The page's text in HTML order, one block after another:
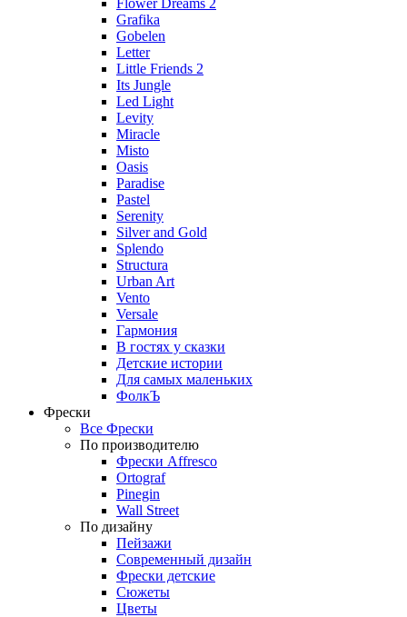
Flower Dreams 2
Grafika
Gobelen
Letter
Little Friends 2
Its Jungle
Led Light
Levity
Miracle
Misto
Oasis
Paradise
Pastel
Serenity
Silver and Gold
Splendo
Structura
Urban Art
Vento
Versale
Гармония
В гостях у сказки
Детские истории
Для самых маленьких
ФолкЪ
Фрески
Все Фрески
По производителю
Фрески Affresco
Ortograf
Pinegin
Wall Street
По дизайну
Пейзажи
Современный дизайн
Фрески детские
Сюжеты
Цветы